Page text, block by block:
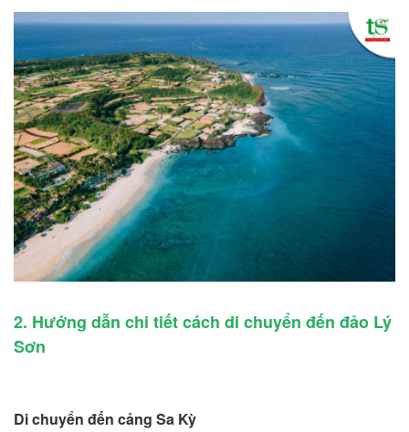
2. Hướng dẫn chi tiết cách di chuyển đến đảo Lý
Sơn
Di chuyển đến cảng Sa Kỳ